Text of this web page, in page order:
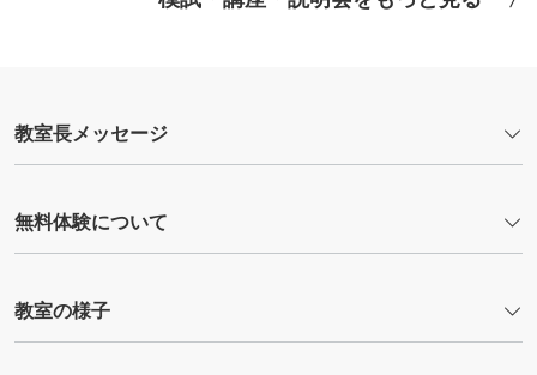
教室長メッセージ
無料体験について
教室の様子